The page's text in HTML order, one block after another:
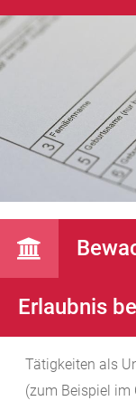
Erlaubnis
Tätigkeiten als
(zum Beispiel im